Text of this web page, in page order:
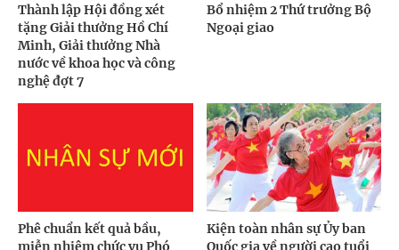
Thành lập Hội đồng xét
tặng Giải thưởng Hồ Chí
Minh, Giải thưởng Nhà
nước về khoa học và công
nghệ đợt 7
Bổ nhiệm 2 Thứ trưởng Bộ
Ngoại giao
Phê chuẩn kết quả bầu,
miễn nhiệm chức vụ Phó
Kiện toàn nhân sự Ủy ban
Quốc gia về người cao tuổi